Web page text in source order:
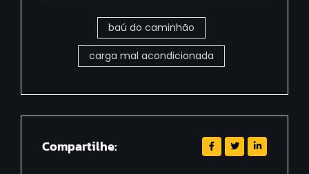
baú do caminhão
carga mal acondicionada
Compartilhe: